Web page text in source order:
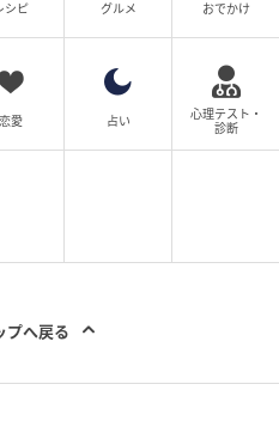
元記事で読む
の写真集まで。雨の日も満
シピ グルメ おでかけ
恋愛 占い
心理テスト・
診断
プへ戻る